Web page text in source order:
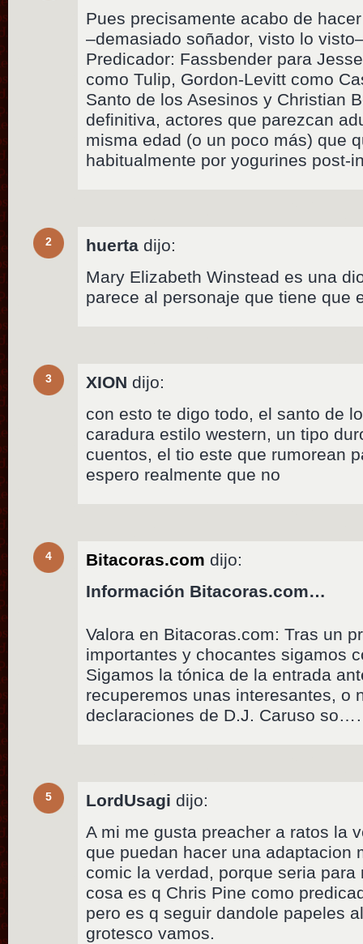
Pues precisamente acabo de
–demasiado soñador, visto lo
Predicador: Fassbender para
como Tulip, Gordon-Levitt como
Santo de los Asesinos y Christian
definitiva, actores que parezcan
misma edad (o un poco más) que
habitualmente por yogurines post-
2 huerta dijo:
Mary Elizabeth Winstead es una
parece al personaje que tiene que
3 XION dijo:
con esto te digo todo, el santo de
caradura estilo western, un tipo
cuentos, el tio este que rumorean
espero realmente que no
4 Bitacoras.com dijo:
Información Bitacoras.com…
Valora en Bitacoras.com: Tras un
importantes y chocantes sigamos
Sigamos la tónica de la entrada
recuperemos unas interesantes, o
declaraciones de D.J. Caruso
5 LordUsagi dijo:
A mi me gusta preacher a ratos la
que puedan hacer una adaptacion
comic la verdad, porque seria
cosa es q Chris Pine como
pero es q seguir dandole papeles
grotesco vamos.